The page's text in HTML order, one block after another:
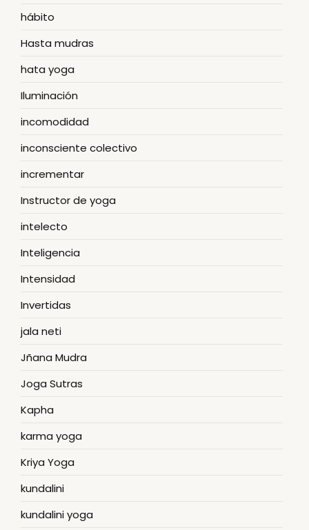
hábito
Hasta mudras
hata yoga
Iluminación
incomodidad
inconsciente colectivo
incrementar
Instructor de yoga
intelecto
Inteligencia
Intensidad
Invertidas
jala neti
Jñana Mudra
Joga Sutras
Kapha
karma yoga
Kriya Yoga
kundalini
kundalini yoga